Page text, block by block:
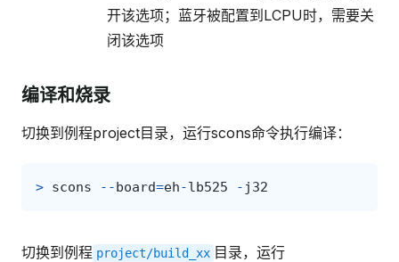
开该选项；蓝牙被配置到LCPU时，需要关
闭该选项
编译和烧录
切换到例程project目录，运行scons命令执行编译：
> scons --board=eh-lb525 - j32
切换到例程 project/build_xx 目录，运行